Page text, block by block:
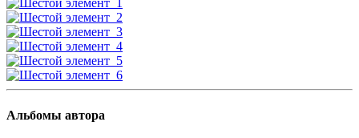
Альбомы автора